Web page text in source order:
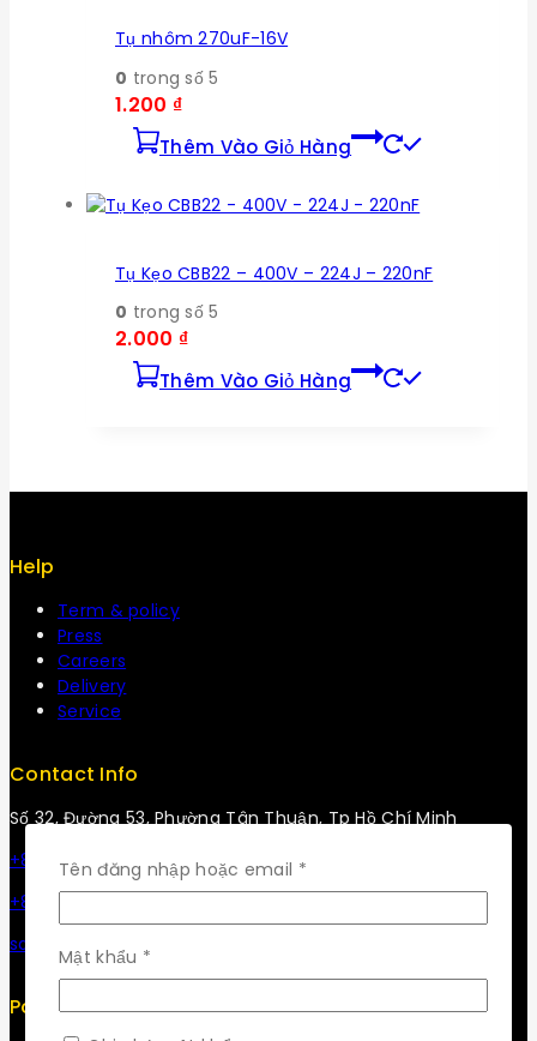
Tụ nhôm 270uF-16V
0 trong số 5
1.200 ₫
Thêm Vào Giỏ Hàng
Tụ Kẹo CBB22 – 400V – 224J – 220nF
0 trong số 5
2.000 ₫
Thêm Vào Giỏ Hàng
Help
Term & policy
Press
Careers
Delivery
Service
Contact Info
Số 32, Đường 53, Phường Tân Thuận, Tp Hồ Chí Minh
+84 34-661-1851
+84 33-430-8669
sales@fuvitech.vn
Policy
Tên đăng nhập hoặc email *Bắt
buộc
Mật khẩu *
buộc